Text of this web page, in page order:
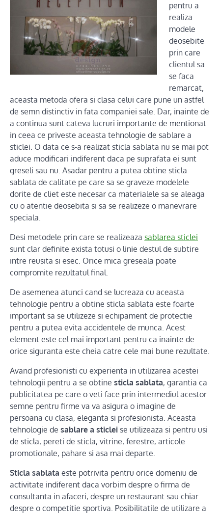
pentru a
realiza
modele
deosebite
prin care
clientul sa
se faca
remarcat,
aceasta metoda ofera si clasa celui care pune un astfel
de semn distinctiv in fata companiei sale. Dar, inainte de
a continua sunt cateva lucruri importante de mentionat
in ceea ce priveste aceasta tehnologie de sablare a
sticlei. O data ce s-a realizat sticla sablata nu se mai pot
aduce modificari indiferent daca pe suprafata ei sunt
greseli sau nu. Asadar pentru a putea obtine sticla
sablata de calitate pe care sa se graveze modelele
dorite de cliet este necesar ca materialele sa se aleaga
cu o atentie deosebita si sa se realizeze o manevrare
speciala.
Desi metodele prin care se realizeaza sablarea sticlei
sunt clar definite exista totusi o linie destul de subtire
intre reusita si esec. Orice mica greseala poate
compromite rezultatul final.
De asemenea atunci cand se lucreaza cu aceasta
tehnologie pentru a obtine sticla sablata este foarte
important sa se utilizeze si echipament de protectie
pentru a putea evita accidentele de munca. Acest
element este cel mai important pentru ca inainte de
orice siguranta este cheia catre cele mai bune rezultate.
Avand profesionisti cu experienta in utilizarea acestei
tehnologii pentru a se obtine sticla sablata, garantia ca
publicitatea pe care o veti face prin intermediul acestor
semne pentru firme va va asigura o imagine de
persoana cu clasa, eleganta si profesionista. Aceasta
tehnologie de sablare a sticlei se utilizeaza si pentru usi
de sticla, pereti de sticla, vitrine, ferestre, articole
promotionale, pahare si asa mai departe.
Sticla sablata este potrivita pentru orice domeniu de
activitate indiferent daca vorbim despre o firma de
consultanta in afaceri, despre un restaurant sau chiar
despre o competitie sportiva. Posibilitatile de utilizare a